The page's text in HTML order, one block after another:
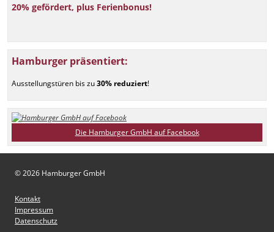
20% gefördert, plus Ferienbonus!
Hamburger präsentiert:
Ausstellungstüren bis zu30% reduziert!
Die Hamburger GmbH auf Facebook
© 2026 Hamburger GmbH
Kontakt
Impressum
Datenschutz